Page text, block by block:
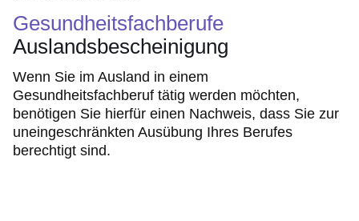
Gesundheitsfachberufe
Auslandsbescheinigung
Wenn Sie im Ausland in einem
Gesundheitsfachberuf tätig werden möchten,
benötigen Sie hierfür einen Nachweis, dass Sie zur
uneingeschränkten Ausübung Ihres Berufes
berechtigt sind.